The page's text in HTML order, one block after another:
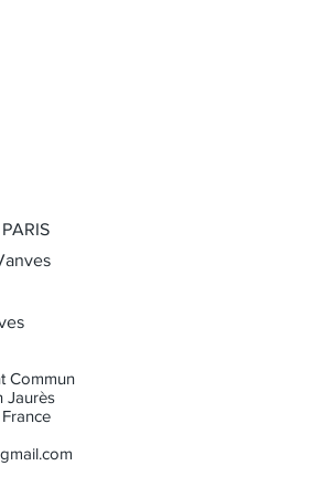
Commun
Jaurès